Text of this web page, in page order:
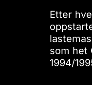
Etter
som het
1994/